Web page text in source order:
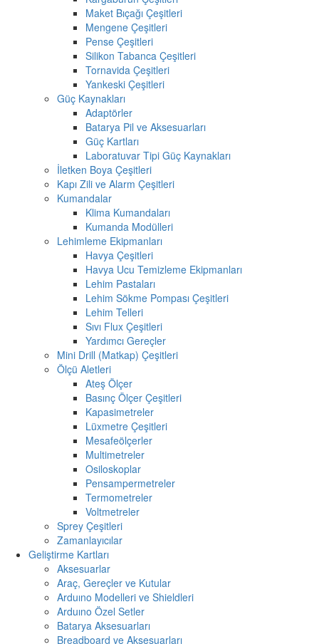
Maket Bıçağı Çeşitleri
Mengene Çeşitleri
Pense Çeşitleri
Silikon Tabanca Çeşitleri
Tornavida Çeşitleri
Yankeski Çeşitleri
Güç Kaynakları
Adaptörler
Batarya Pil ve Aksesuarları
Güç Kartları
Laboratuvar Tipi Güç Kaynakları
İletken Boya Çeşitleri
Kapı Zili ve Alarm Çeşitleri
Kumandalar
Klima Kumandaları
Kumanda Modülleri
Lehimleme Ekipmanları
Havya Çeşitleri
Havya Ucu Temizleme Ekipmanları
Lehim Pastaları
Lehim Sökme Pompası Çeşitleri
Lehim Telleri
Sıvı Flux Çeşitleri
Yardımcı Gereçler
Mini Drill (Matkap) Çeşitleri
Ölçü Aletleri
Ateş Ölçer
Basınç Ölçer Çeşitleri
Kapasimetreler
Lüxmetre Çeşitleri
Mesafeölçerler
Multimetreler
Osiloskoplar
Pensampermetreler
Termometreler
Voltmetreler
Sprey Çeşitleri
Zamanlayıcılar
Geliştirme Kartları
Aksesuarlar
Araç, Gereçler ve Kutular
Arduıno Modelleri ve Shieldleri
Arduıno Özel Setler
Batarya Aksesuarları
Breadboard ve Aksesuarları